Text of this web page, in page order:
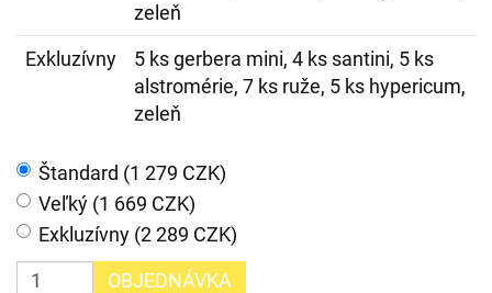
zeleň
Exkluzívny
5 ks gerbera mini, 4 ks santini, 5 ks
alstromérie, 7 ks ruže, 5 ks hypericum,
zeleň
Štandard (1 279 CZK)
Veľký (1 669 CZK)
Exkluzívny (2 289 CZK)
OBJEDNÁVKA